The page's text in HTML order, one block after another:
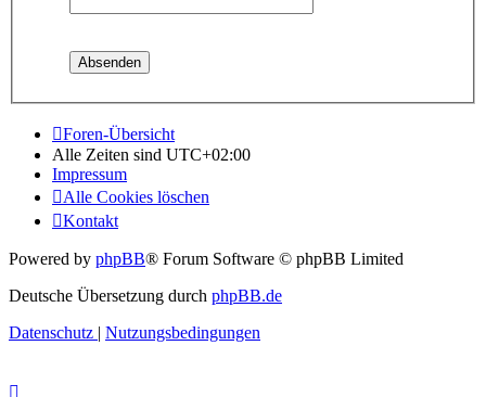
Foren-Übersicht
Alle Zeiten sind UTC+02:00
Impressum
Alle Cookies löschen
Kontakt
Powered by phpBB® Forum Software © phpBB Limited
Deutsche Übersetzung durch phpBB.de
Datenschutz
Nutzungsbedingungen